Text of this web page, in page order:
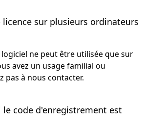
sur plusieurs ordinateurs
ne peut être utilisée que sur
avez un usage familial ou
pas à nous contacter.
le code d'enregistrement est